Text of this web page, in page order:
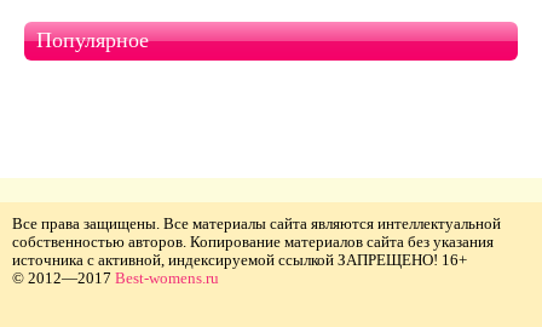
Популярное
Все права защищены. Все материалы сайта являются интеллектуальной
собственностью авторов. Копирование материалов сайта без указания
источника с активной, индексируемой ссылкой ЗАПРЕЩЕНО! 16+
© 2012—2017 Best-womens.ru